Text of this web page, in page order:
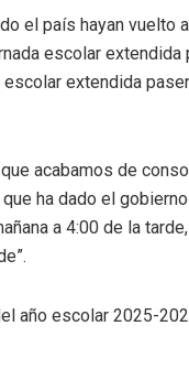
el país hayan vuelto
escolar
extendida
acabamos de
ha dado el
a 4:00 de la
año escolar 2025-